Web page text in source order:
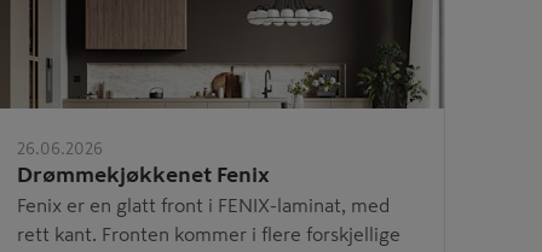
26.06.2026
Drømmekjøkkenet Fenix
Fenix er en glatt front i FENIX-laminat, med
rett kant. Fronten kommer i flere forskjellige